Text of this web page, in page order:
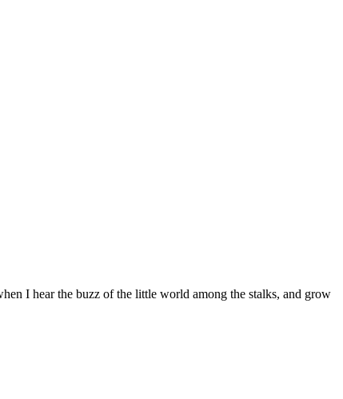
I hear the buzz of the little world among the stalks, and grow